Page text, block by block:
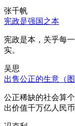
张千帆
宪政是强国之本
宪政是本，关乎每
实。
吴思
出售公正的生意（图
公正稀缺的社会算
出价值千万亿人民